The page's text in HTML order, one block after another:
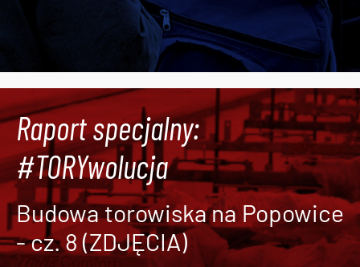
Raport specjalny:
#TORYwolucja
Budowa torowiska na Popowice
- cz. 8 (ZDJĘCIA)